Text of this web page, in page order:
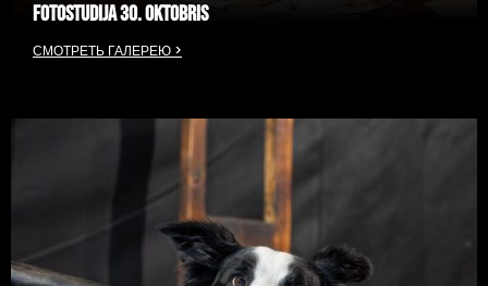
FOTOSTUDIJA 30. OKTOBRIS
СМОТРЕТЬ ГАЛЕРЕЮ >